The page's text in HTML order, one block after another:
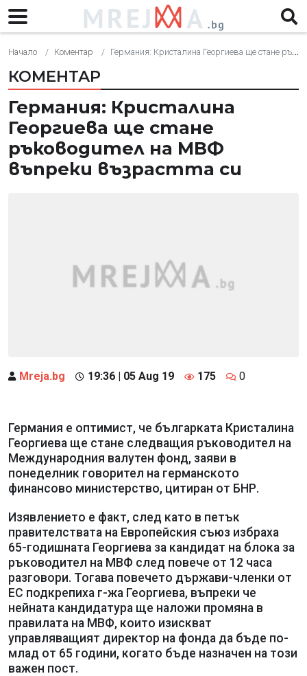
Начало Коментар Германия: Кристалина Георгиева ще стане ръководител на МВФ въпреки възрастта си
КОМЕНТАР
Германия: Кристалина
Георгиева ще стане
ръководител на МВФ
въпреки възрастта си
Mreja.bg 19:36 | 05 Aug 19 175 0
Германия е оптимист, че българката Кристалина
Георгиева ще стане следващия ръководител на
Международния валутен фонд, заяви в
понеделник говорител на германското
финансово министерство, цитиран от БНР.
Изявлението е факт, след като в петък
правителствата на Европейския съюз избраха
65-годишната Георгиева за кандидат на блока за
ръководител на МВФ след повече от 12 часа
разговори. Тогава повечето държави-членки от
ЕС подкрепиха г-жа Георгиева, въпреки че
нейната кандидатура ще наложи промяна в
правилата на МВФ, които изискват
управляващият директор на фонда да бъде по-
млад от 65 години, когато бъде назначен на този
важен пост.